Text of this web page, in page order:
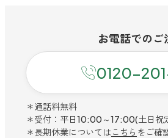
お電話でのご
0120-
＊通話料無料
＊受付：平日10:00～17:00(土日祝
＊長期休業については こちら をご確